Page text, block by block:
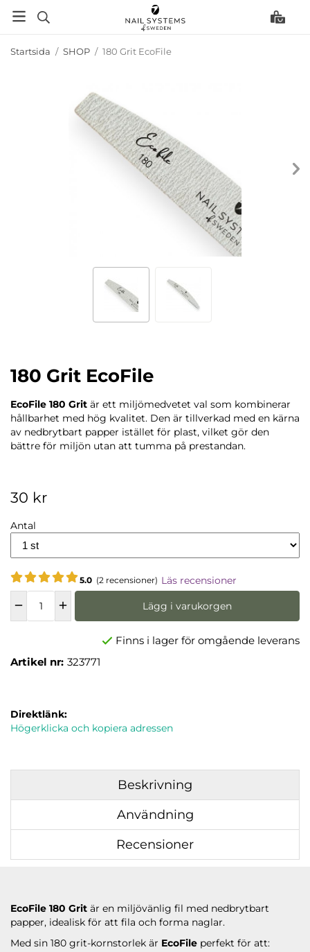
Startsida / SHOP / 180 Grit EcoFile
180 Grit EcoFile
EcoFile 180 Grit är ett miljömedvetet val som kombinerar
hållbarhet med hög kvalitet. Den är tillverkad med en kärna
av nedbrytbart papper istället för plast, vilket gör den
bättre för miljön utan att tumma på prestandan.
30 kr
Antal
5.0 (2 recensioner) Läs recensioner
Lägg i varukorgen
Finns i lager för omgående leverans
Artikel nr: 323771
Direktlänk:
Högerklicka och kopiera adressen
Beskrivning
Användning
Recensioner
EcoFile 180 Grit är en miljövänlig fil med nedbrytbart
papper, idealisk för att fila och forma naglar.
Med sin 180 grit-kornstorlek är EcoFile perfekt för att: